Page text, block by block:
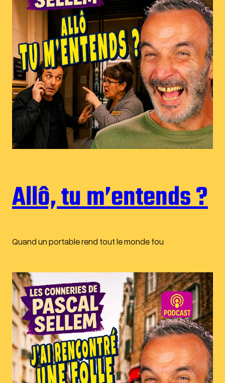
Allô, tu m’entends ?
Quand un portable rend tout le monde fou